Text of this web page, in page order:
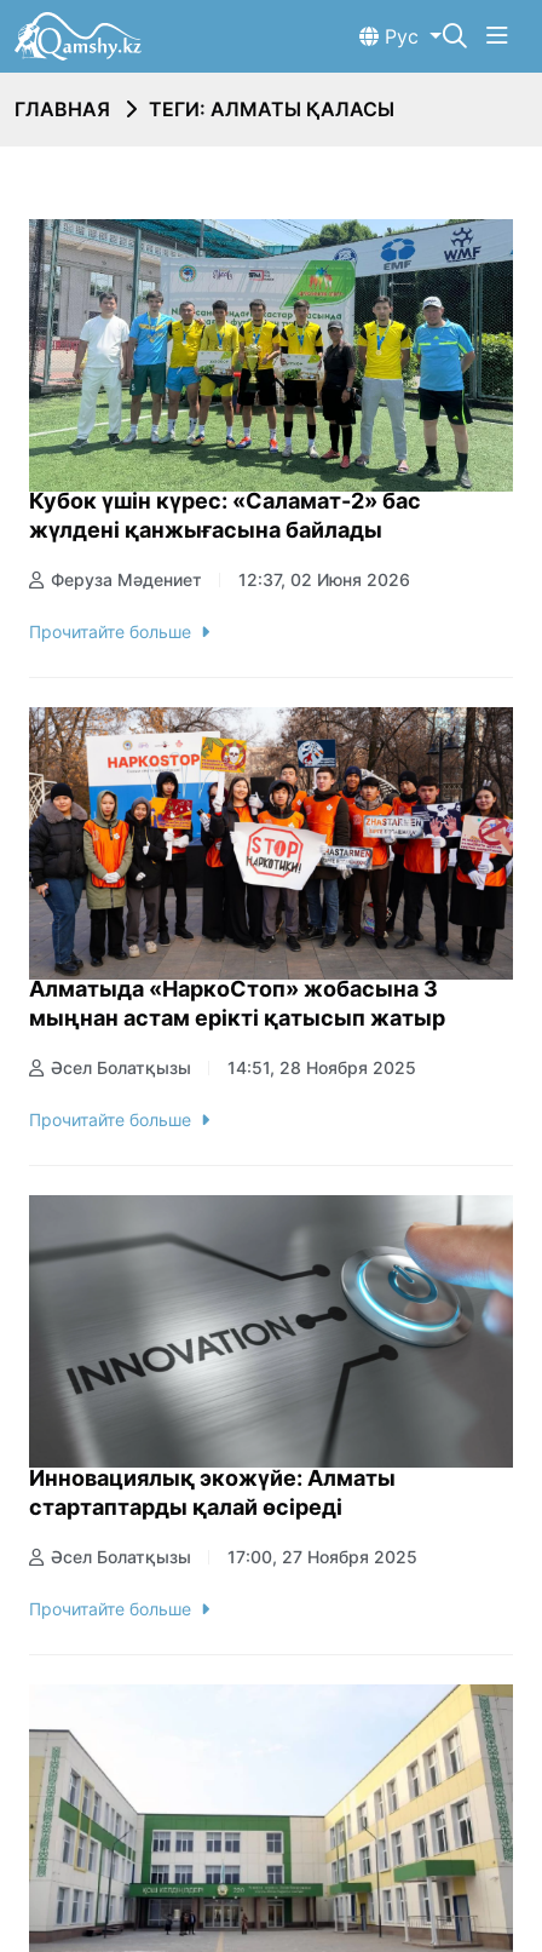
Рус
ГЛАВНАЯ ТЕГИ: АЛМАТЫ ҚАЛАСЫ
Кубок үшін күрес: «Саламат-2» бас
жүлдені қанжығасына байлады
Феруза Мәдениет 12:37, 02 Июня 2026
Прочитайте больше
Алматыда «НаркоСтоп» жобасына 3
мыңнан астам ерікті қатысып жатыр
Әсел Болатқызы 14:51, 28 Ноября 2025
Прочитайте больше
Инновациялық экожүйе: Алматы
стартаптарды қалай өсіреді
Әсел Болатқызы 17:00, 27 Ноября 2025
Прочитайте больше